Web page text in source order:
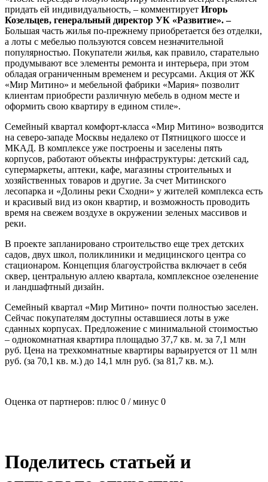
придать ей индивидуальность, – комментирует Игорь
Козельцев, генеральный директор УК «Развитие». –
Большая часть жилья по-прежнему приобретается без отделки,
а лоты с мебелью пользуются совсем незначительной
популярностью. Покупатели жилья, как правило, старательно
продумывают все элементы ремонта и интерьера, при этом
обладая ограниченным временем и ресурсами. Акция от ЖК
«Мир Митино» и мебельной фабрики «Мария» позволит
клиентам приобрести различную мебель в одном месте и
оформить свою квартиру в едином стиле».
Семейный квартал комфорт-класса «Мир Митино» возводится
на северо-западе Москвы недалеко от Пятницкого шоссе и
МКАД. В комплексе уже построены и заселены пять
корпусов, работают объекты инфраструктуры: детский сад,
супермаркеты, аптеки, кафе, магазины строительных и
хозяйственных товаров и другие. За счет Митинского
лесопарка и «Долины реки Сходни» у жителей комплекса есть
и красивый вид из окон квартир, и возможность проводить
время на свежем воздухе в окружении зеленых массивов и
реки.
В проекте запланировано строительство еще трех детских
садов, двух школ, поликлиники и медицинского центра со
стационаром. Концепция благоустройства включает в себя
сквер, центральную аллею квартала, комплексное озеленение
и ландшафтный дизайн.
Семейный квартал «Мир Митино» почти полностью заселен.
Сейчас покупателям доступны оставшиеся лоты в уже
сданных корпусах. Предложение с минимальной стоимостью
– однокомнатная квартира площадью 37,7 кв. м. за 7,1 млн
руб. Цена на трехкомнатные квартиры варьируется от 11 млн
руб. (за 70,1 кв. м.) до 14,1 млн руб. (за 81,7 кв. м.).
Оценка от партнеров: плюс 0 / минус 0
Поделитесь статьей и